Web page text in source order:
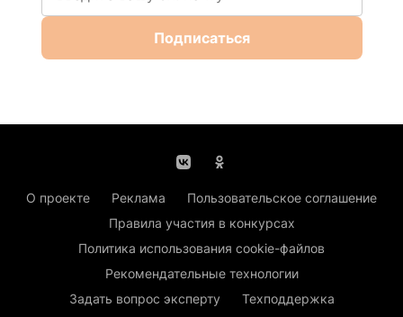
Подписаться
О проекте Реклама
Пользовательское соглашение
Правила участия в конкурсах
Политика использования cookie-файлов
Рекомендательные технологии
Задать вопрос эксперту
Техподдержка